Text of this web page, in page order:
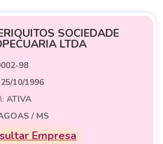
SOCIEDADE
LTDA
98
25/10/1996
ATIVA
/ MS
Empresa